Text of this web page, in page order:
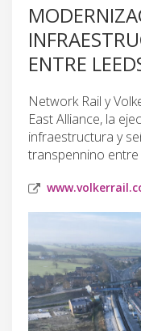
ENTRE
Network Rail y
East Alliance, la
infraestructura y
transpennino entre